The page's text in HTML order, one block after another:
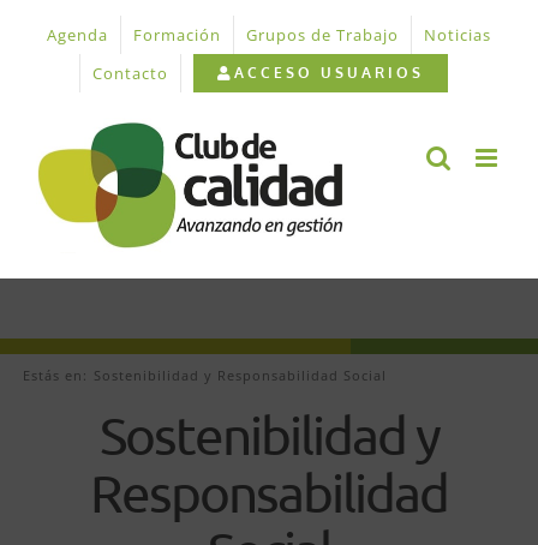
contenido
Agenda Formación Grupos de Trabajo
Noticias
Contacto
ACCESO USUARIOS
Estás en: Sostenibilidad y Responsabilidad Social
Sostenibilidad y
Responsabilidad